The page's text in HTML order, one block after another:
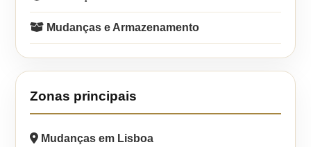
Mudanças e Armazenamento
Zonas principais
Mudanças em Lisboa